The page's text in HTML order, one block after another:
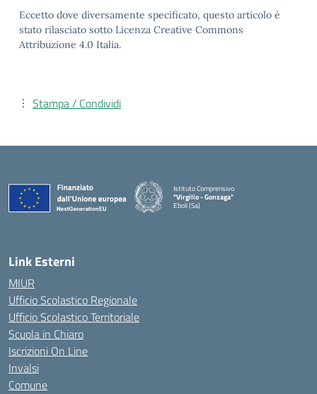
Eccetto dove diversamente specificato, questo articolo è
stato rilasciato sotto Licenza Creative Commons
Attribuzione 4.0 Italia.
Stampa / Condividi
Istituto Comprensivo
"Virgilio - Gonzaga"
Eboli (Sa)
Link Esterni
MIUR
Ufficio Scolastico Regionale
Ufficio Scolastico Territoriale
Scuola in Chiaro
Iscrizioni On Line
Invalsi
Comune